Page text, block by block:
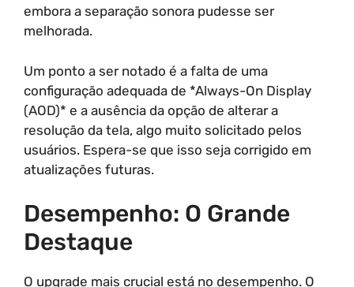
embora a separação sonora pudesse ser
melhorada.
Um ponto a ser notado é a falta de uma
configuração adequada de *Always-On Display
(AOD)* e a ausência da opção de alterar a
resolução da tela, algo muito solicitado pelos
usuários. Espera-se que isso seja corrigido em
atualizações futuras.
Desempenho: O Grande
Destaque
O upgrade mais crucial está no desempenho. O